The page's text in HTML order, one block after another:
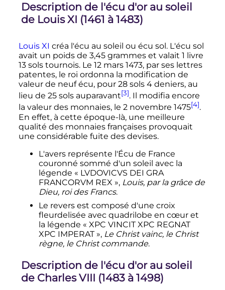
Description de l'écu d'or au soleil
de LouisXI (1461 à 1483)
Louis XI créa l'écu au soleil ou écu sol. L'écu sol
avait un poids de 3,45 grammeset valait 1 livre
13 solstournois. Le 12 mars 1473, par ses lettres
patentes, le roi ordonna la modification de
valeur de neuf écu, pour 28 sols 4 deniers, au
lieu de 25 solsauparavant[3]. Il modifia encore
la valeur des monnaies, le 2 novembre 1475[4].
En effet, à cette époque-là, une meilleure
qualité des monnaies françaises provoquait
une considérable fuite des devises.
L'avers représente l'Écu de France
couronné sommé d'un soleil avec la
légende « LVDOVICVS DEI GRA
FRANCORVM REX », Louis, par la grâce de
Dieu, roi des Francs.
Le revers est composé d'une croix
fleurdelisée avec quadrilobe en cœur et
la légende « XPC VINCIT XPC REGNAT
XPC IMPERAT », Le Christ vainc, le Christ
règne, le Christ commande.
Description de l'écu d'or au soleil
de CharlesVIII (1483 à 1498)